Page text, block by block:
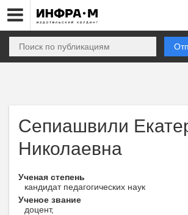
Сепиашвили
Николаевна
Ученая степень
кандидат педагогических наук
Ученое звание
доцент,